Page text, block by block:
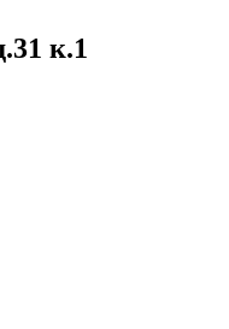
к.1